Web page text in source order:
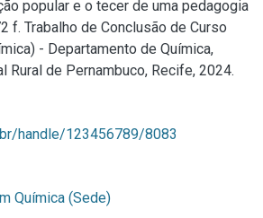
popular e o tecer de uma pedagogia
f. Trabalho de Conclusão de Curso
- Departamento de Química,
Rural de Pernambuco, Recife, 2024.
handle/123456789/8083
Química (Sede)